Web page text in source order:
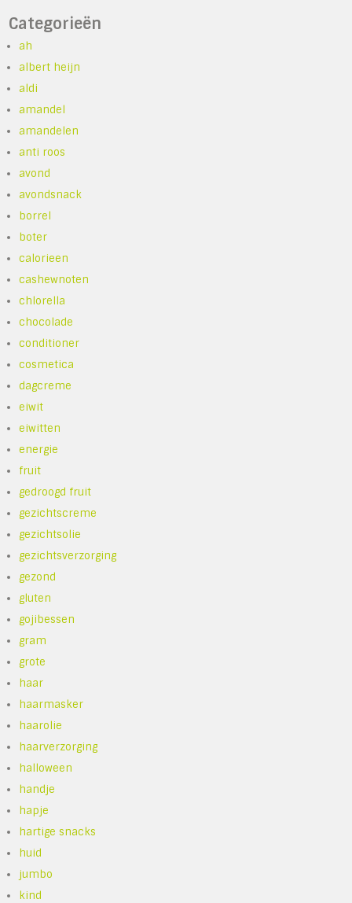
Categorieën
ah
albert heijn
aldi
amandel
amandelen
anti roos
avond
avondsnack
borrel
boter
calorieen
cashewnoten
chlorella
chocolade
conditioner
cosmetica
dagcreme
eiwit
eiwitten
energie
fruit
gedroogd fruit
gezichtscreme
gezichtsolie
gezichtsverzorging
gezond
gluten
gojibessen
gram
grote
haar
haarmasker
haarolie
haarverzorging
halloween
handje
hapje
hartige snacks
huid
jumbo
kind